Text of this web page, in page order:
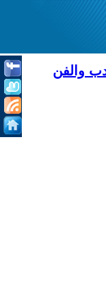
والفن